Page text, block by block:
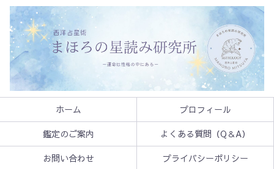
ホーム
プロフィール
鑑定のご案内
よくある質問（Q＆A）
お問い合わせ
プライバシーポリシー